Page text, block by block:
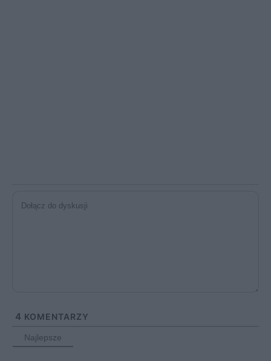
4 KOMENTARZY
Najlepsze